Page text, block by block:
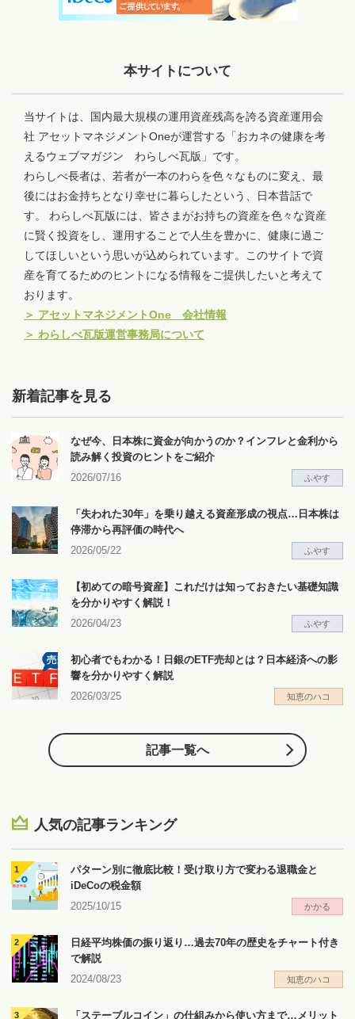
本サイトについて
当サイトは、国内最大規模の運用資産残高を誇る資産運用会
社 アセットマネジメントOneが運営する「おカネの健康を考
えるウェブマガジン わらしべ瓦版」です。
わらしべ長者は、若者が一本のわらを色々なものに変え、最
後にはお金持ちとなり幸せに暮らしたという、日本昔話で
す。 わらしべ瓦版には、皆さまがお持ちの資産を色々な資産
に賢く投資をし、運用することで人生を豊かに、健康に過ご
してほしいという思いが込められています。このサイトで資
産を育てるためのヒントになる情報をご提供したいと考えて
おります。
＞ アセットマネジメントOne 会社情報
＞ わらしべ瓦版運営事務局について
新着記事を見る
なぜ今、日本株に資金が向かうのか？インフレと金利から
読み解く投資のヒントをご紹介
2026/07/16
ふやす
「失われた30年」を乗り越える資産形成の視点…日本株は
停滞から再評価の時代へ
2026/05/22
ふやす
【初めての暗号資産】これだけは知っておきたい基礎知識
を分かりやすく解説！
2026/04/23
ふやす
初心者でもわかる！日銀のETF売却とは？日本経済への影
響を分かりやすく解説
2026/03/25
知恵のハコ
記事一覧へ
人気の記事ランキング
パターン別に徹底比較！受け取り方で変わる退職金と
iDeCoの税金額
2025/10/15
かかる
日経平均株価の振り返り…過去70年の歴史をチャート付き
で解説
2024/08/23
知恵のハコ
「ステーブルコイン」の仕組みから使い方まで…メリット